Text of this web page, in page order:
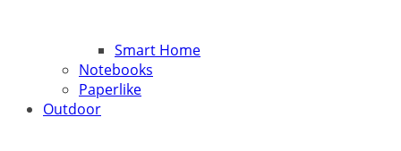
Smart Home
Notebooks
Paperlike
Outdoor